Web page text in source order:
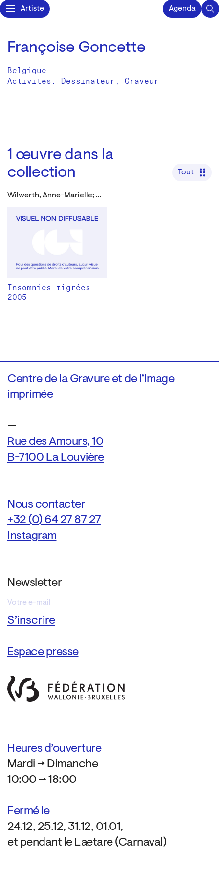
Artiste Agenda
Françoise Goncette
Belgique
Activités: Dessinateur Graveur
1 œuvre dans la
collection
Tout
Wilwerth, Anne-Marielle; Goncette, Françoise
Insomnies tigrées
2005
Centre de la Gravure et de l’Image
imprimée
—
Rue des Amours, 10
B-7100 La Louvière
Nous contacter
+32 (0) 64 27 87 27
Instagram
Newsletter
Espace presse
Heures d’ouverture
Mardi → Dimanche
10:00 → 18:00
Fermé le
24.12, 25.12, 31.12, 01.01,
et pendant le Laetare (Carnaval)